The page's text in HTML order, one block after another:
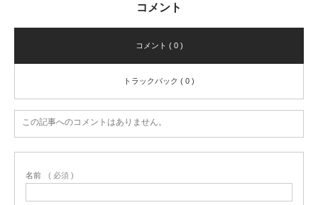
コメント
コメント ( 0 )
トラックバック ( 0 )
この記事へのコメントはありません。
名前 ( 必須 )